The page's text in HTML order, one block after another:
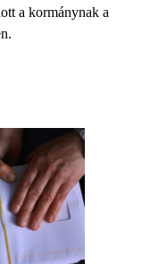
a kormánynak a